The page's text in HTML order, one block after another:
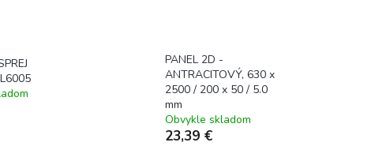
PANEL 2D -
ANTRACITOVÝ, 630 x
2500 / 200 x 50 / 5.0
mm
Obvykle skladom
23,39 €